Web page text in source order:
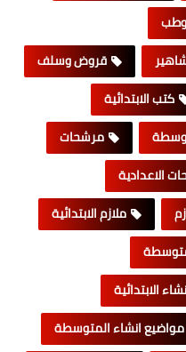
قروض وسلف
كتب الابتدائية
مرشحات
الاعدادية
ملازم الابتدائية
الابتدائية
مواضيع انشاء المتوسطة